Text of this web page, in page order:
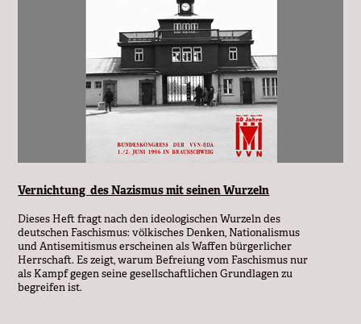
Vernichtung  des Nazismus mit seinen Wurzeln
Dieses Heft fragt nach den ideologischen Wurzeln des
deutschen Faschismus: völkisches Denken, Nationalismus
und Antisemitismus erscheinen als Waffen bürgerlicher
Herrschaft. Es zeigt, warum Befreiung vom Faschismus nur
als Kampf gegen seine gesellschaftlichen Grundlagen zu
begreifen ist.